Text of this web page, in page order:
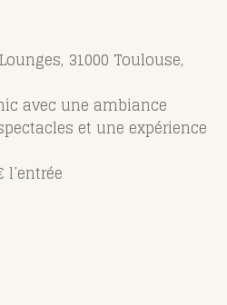
31000 Toulouse,
avec une ambiance
et une expérience
l’entrée